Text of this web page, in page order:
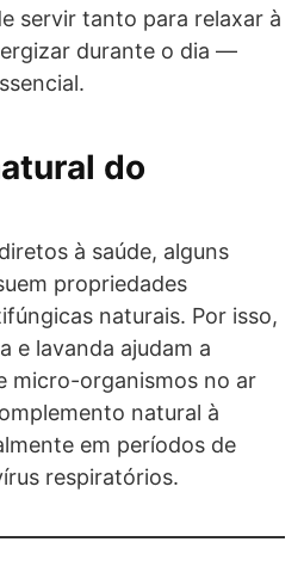
servir tanto para relaxar à
durante o dia —
do
à saúde, alguns
propriedades
naturais. Por isso,
e lavanda ajudam a
micro-organismos no ar
natural à
em períodos de
respiratórios.